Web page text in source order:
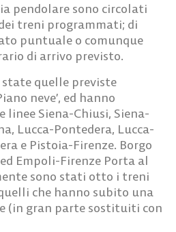
pendolare sono circolati
treni programmati; di
puntuale o comunque
di arrivo previsto.
state quelle previste
neve’, ed hanno
linee Siena-Chiusi, Siena-
Lucca-Pontedera, Lucca-
e Pistoia-Firenze. Borgo
Empoli-Firenze Porta al
sono stati otto i treni
che hanno subito una
(in gran parte sostituiti con